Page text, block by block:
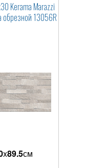
Kerama Marazzi
обрезной 13056R
x89.5см